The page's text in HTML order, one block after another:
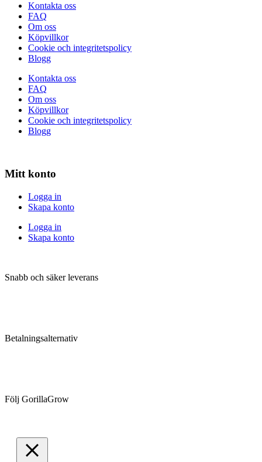
Kontakta oss
FAQ
Om oss
Köpvillkor
Cookie och integritetspolicy
Blogg
Kontakta oss
FAQ
Om oss
Köpvillkor
Cookie och integritetspolicy
Blogg
Mitt konto
Logga in
Skapa konto
Logga in
Skapa konto
Snabb och säker leverans
Betalningsalternativ
Följ GorillaGrow